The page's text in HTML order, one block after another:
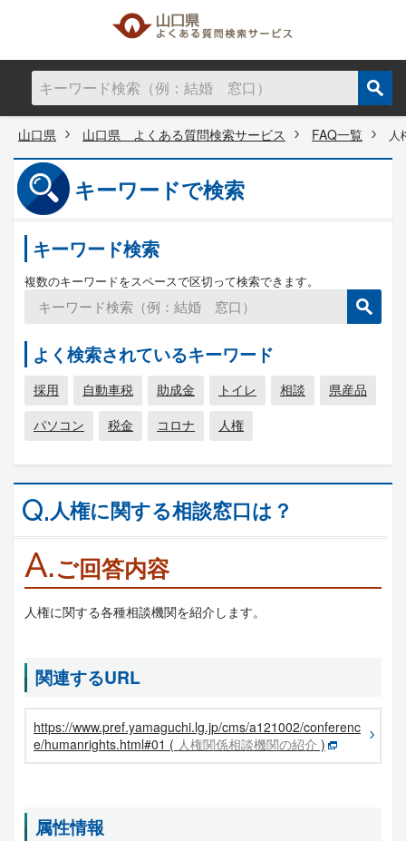
山口県 山口県 よくある質問検索サービス FAQ一覧 人
キーワードで検索
キーワード検索
複数のキーワードをスペースで区切って検索できます。
よく検索されているキーワード
採用 自動車税 助成金 トイレ 相談
県産品
パソコン
税金 コロナ 人権
Q.人権に関する相談窓口は？
A.ご回答内容
人権に関する各種相談機関を紹介します。
関連するURL
https://www.pref.yamaguchi.lg.jp/cms/a121002/conferenc
e/humanrights.html#01 ( 人権関係相談機関の紹介 )
属性情報